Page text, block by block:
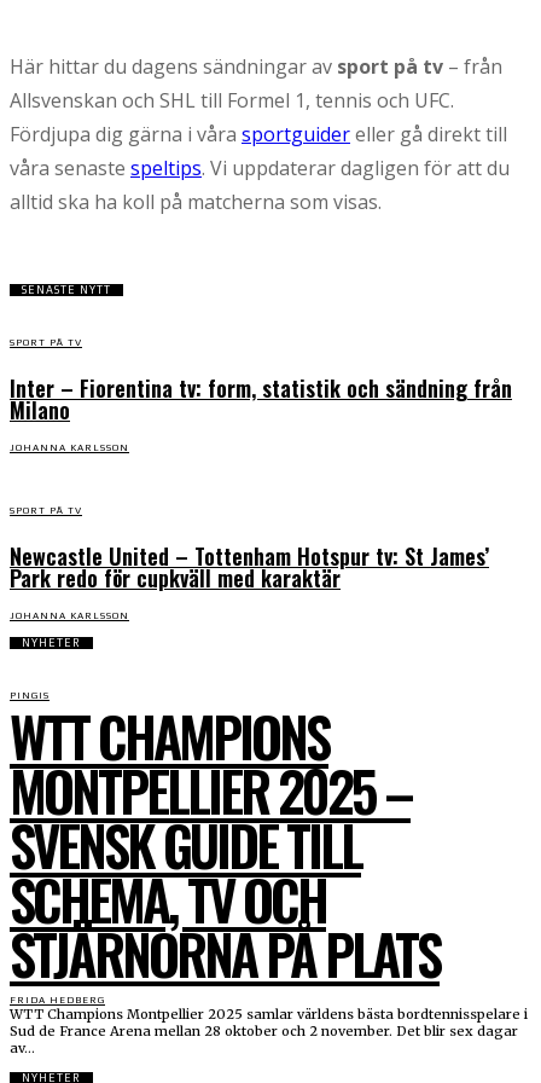
Här hittar du dagens sändningar av sport på tv – från
Allsvenskan och SHL till Formel 1, tennis och UFC.
Fördjupa dig gärna i våra sportguidereller gå direkt till
våra senaste speltips. Vi uppdaterar dagligen för att du
alltid ska ha koll på matcherna som visas.
SENASTE NYTT
SPORT PÅ TV
Inter – Fiorentina tv: form, statistik och sändning från
Milano
JOHANNA KARLSSON
SPORT PÅ TV
Newcastle United – Tottenham Hotspur tv: St James’
Park redo för cupkväll med karaktär
JOHANNA KARLSSON
NYHETER
PINGIS
WTT CHAMPIONS
MONTPELLIER 2025 –
SVENSK GUIDE TILL
SCHEMA, TV OCH
STJÄRNORNA PÅ PLATS
FRIDA HEDBERG
WTT Champions Montpellier 2025 samlar världens bästa bordtennisspelare i
Sud de France Arena mellan 28 oktober och 2 november. Det blir sex dagar
av...
NYHETER